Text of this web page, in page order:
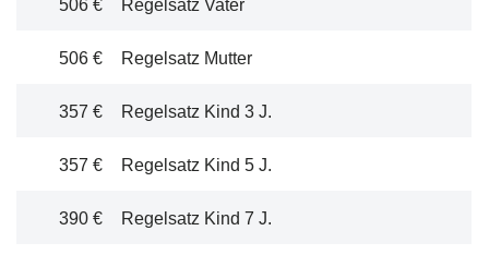
506 € Regelsatz Vater
506 € Regelsatz Mutter
357 € Regelsatz Kind 3 J.
357 € Regelsatz Kind 5 J.
390 € Regelsatz Kind 7 J.